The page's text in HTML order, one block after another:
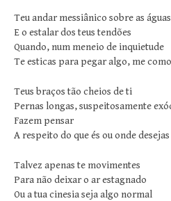
Teu andar messiânico sobre as águas
E o estalar dos teus tendões
Quando, num meneio de inquietude
Te esticas para pegar algo, me
Teus braços tão cheios de ti
Pernas longas, suspeitosamente
Fazem pensar
A respeito do que és ou onde
Talvez apenas te movimentes
Para não deixar o ar estagnado
Ou a tua cinesia seja algo normal